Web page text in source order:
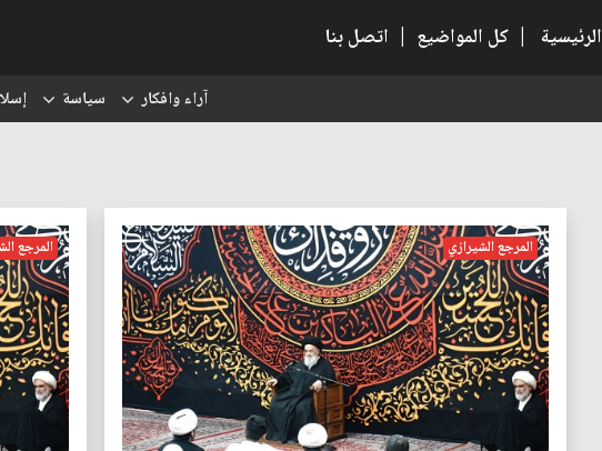
الرئيسية | كل المواضيع | اتصل بنا
آراء وافكار سياسة
المرجع الشيرازي المرجع